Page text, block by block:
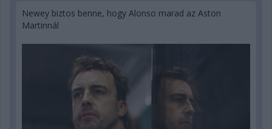
Newey biztos benne, hogy Alonso marad az Aston
Martinnál